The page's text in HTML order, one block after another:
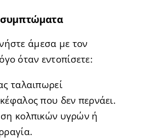
άμεσα με τον
όταν εντοπίσετε:
ταλαιπωρεί
που δεν περνάει.
κολπικών υγρών ή